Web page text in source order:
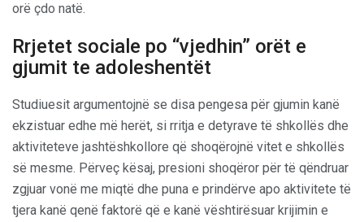
orë çdo natë.
Rrjetet sociale po “vjedhin” orët e
gjumit te adoleshentët
Studiuesit argumentojnë se disa pengesa për gjumin kanë
ekzistuar edhe më herët, si rritja e detyrave të shkollës dhe
aktiviteteve jashtëshkollore që shoqërojnë vitet e shkollës
së mesme. Përveç kësaj, presioni shoqëror për të qëndruar
zgjuar vonë me miqtë dhe puna e prindërve apo aktivitete të
tjera kanë qenë faktorë që e kanë vështirësuar krijimin e